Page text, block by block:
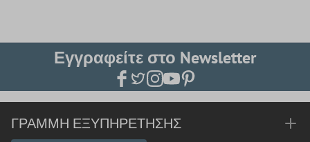
Εγγραφείτε στο Newsletter
ΓΡΑΜΜΉ ΕΞΥΠΗΡΈΤΗΣΗΣ